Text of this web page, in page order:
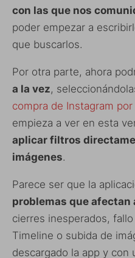
con las que nos
poder empezar a
que buscarlos.
Por otra parte, ahora
a la vez,
compra de Instagram
empieza a ver en esta
aplicar filtros
imágenes.
Parece ser que la
problemas que afectan
cierres inesperados,
Timeline o subida de
descargado la app y con